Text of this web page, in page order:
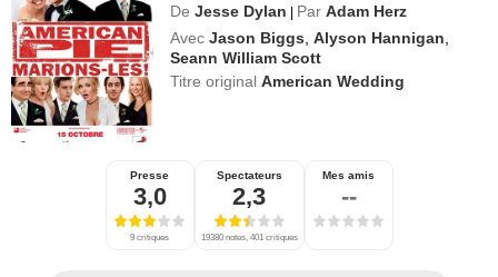
De Jesse Dylan | Par Adam Herz
Avec Jason Biggs ,Alyson Hannigan
Seann William Scott
Titre originalAmerican Wedding
Presse
3,0
9 critiques
Spectateurs
2,3
19380 notes, 401 critiques
Mes amis
--